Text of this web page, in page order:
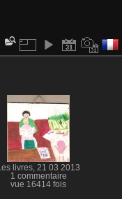
Les livres, 21 03 2013
1 commentaire
vue 16414 fois